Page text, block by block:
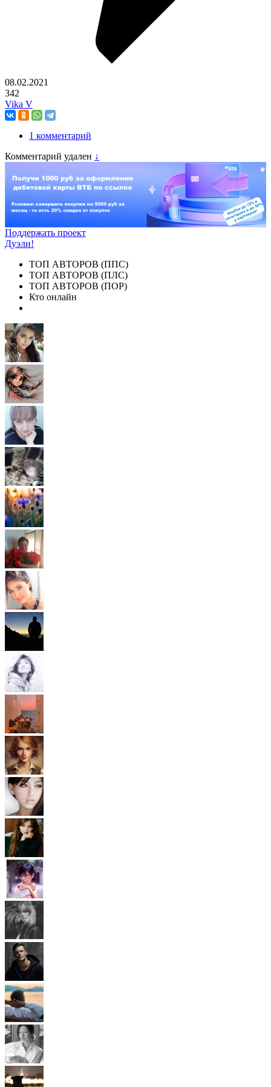
08.02.2021
342
Vika V
1 комментарий
Комментарий удален ↓
Поддержать проект
Дуэли!
ТОП АВТОРОВ (ППС)
ТОП АВТОРОВ (ПЛС)
ТОП АВТОРОВ (ПОР)
Кто онлайн